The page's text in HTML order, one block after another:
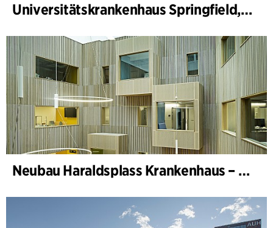
Universitätskrankenhaus Springfield, Psychiatrie
Neubau Haraldsplass Krankenhaus – Bettenstation